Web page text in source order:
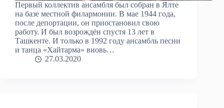
Первый коллектив ансамбля был собран в Ялте
на базе местной филармонии. В мае 1944 года,
после депортации, он приостановил свою
работу. И был возрождён спустя 13 лет в
Ташкенте. И только в 1992 году ансамбль песни
и танца «Хайтарма» вновь…
27.03.2020